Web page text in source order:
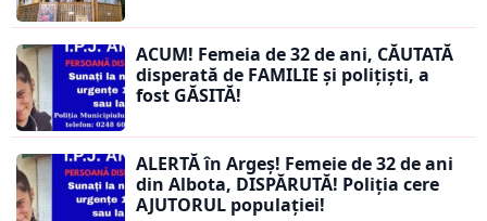
ACUM! Femeia de 32 de ani, CĂUTATĂ
disperată de FAMILIE și polițiști, a
fost GĂSITĂ!
ALERTĂ în Argeș! Femeie de 32 de ani
din Albota, DISPĂRUTĂ! Poliția cere
AJUTORUL populației!